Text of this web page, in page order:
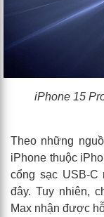
iPhone 15
Theo những
iPhone thuộc
cổng sạc USB-C
đây. Tuy nhiên,
Max nhận được